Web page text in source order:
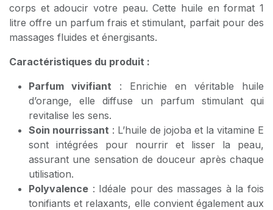
corps et adoucir votre peau. Cette huile en format 1
litre offre un parfum frais et stimulant, parfait pour des
massages fluides et énergisants.
Caractéristiques du produit :
Parfum vivifiant : Enrichie en véritable huile
d’orange, elle diffuse un parfum stimulant qui
revitalise les sens.
Soin nourrissant : L’huile de jojoba et la vitamine E
sont intégrées pour nourrir et lisser la peau,
assurant une sensation de douceur après chaque
utilisation.
Polyvalence : Idéale pour des massages à la fois
tonifiants et relaxants, elle convient également aux